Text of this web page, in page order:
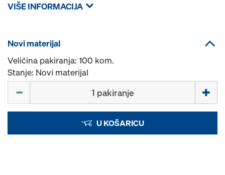
VIŠE INFORMACIJA
Novi materijal
Veličina pakiranja: 100 kom.
Stanje: Novi materijal
U KOŠARICU